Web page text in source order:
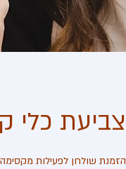
צביעת כלי
הזמנת שולחן לפעילות